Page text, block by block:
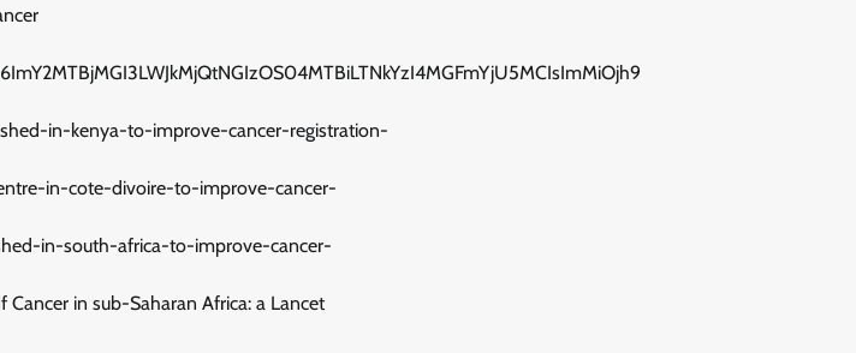
in-kenya-to-improve-cancer-registration-
in-cote-divoire-to-improve-cancer-
in-south-africa-to-improve-cancer-
in sub-Saharan Africa: a Lancet